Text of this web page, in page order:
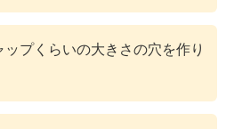
プくらいの大きさの穴を作り